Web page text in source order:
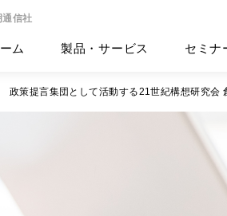
信社
ム 製品・サービス セミナ
政策提言集団として活動する21世紀構想研究会